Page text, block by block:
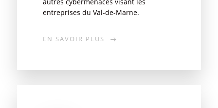
autres cybermenaces visant les
entreprises du Val-de-Marne.
EN SAVOIR PLUS